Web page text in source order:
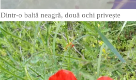
Dintr-o baltă neagră, două ochi privește